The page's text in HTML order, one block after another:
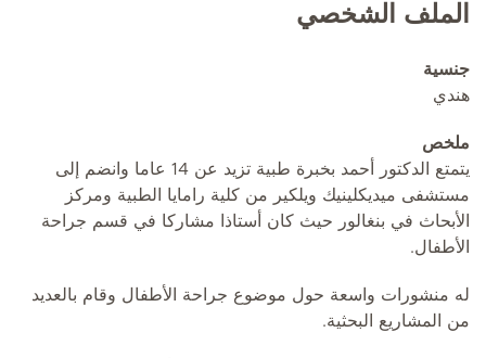
الملف الشخصي
جنسية
هندي
ملخص
يتمتع الدكتور أحمد بخبرة طبية تزيد عن 14 عاما وانضم إلى
مستشفى ميديكلينيك ويلكير من كلية رامايا الطبية ومركز
الأبحاث في بنغالور حيث كان أستاذا مشاركا في قسم جراحة
الأطفال.
له منشورات واسعة حول موضوع جراحة الأطفال وقام بالعديد
من المشاريع البحثية.